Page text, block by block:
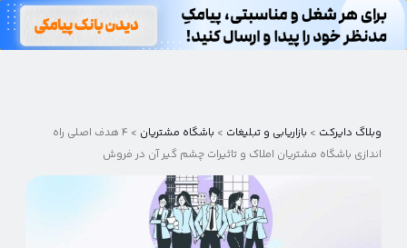
وبلاگدایرکت
وبلاگ دایرکت > بازاریابی و تبلیغات > باشگاه مشتریان > ۴ هدف اصلی راه
اندازی باشگاه مشتریان املاک و تاثیرات چشم گیر آن در فروش